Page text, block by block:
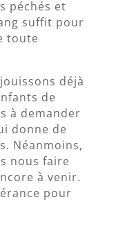
péchés et
suffit pour
toute
déjà
de
à demander
donne de
Néanmoins,
nous faire
à venir.
pour